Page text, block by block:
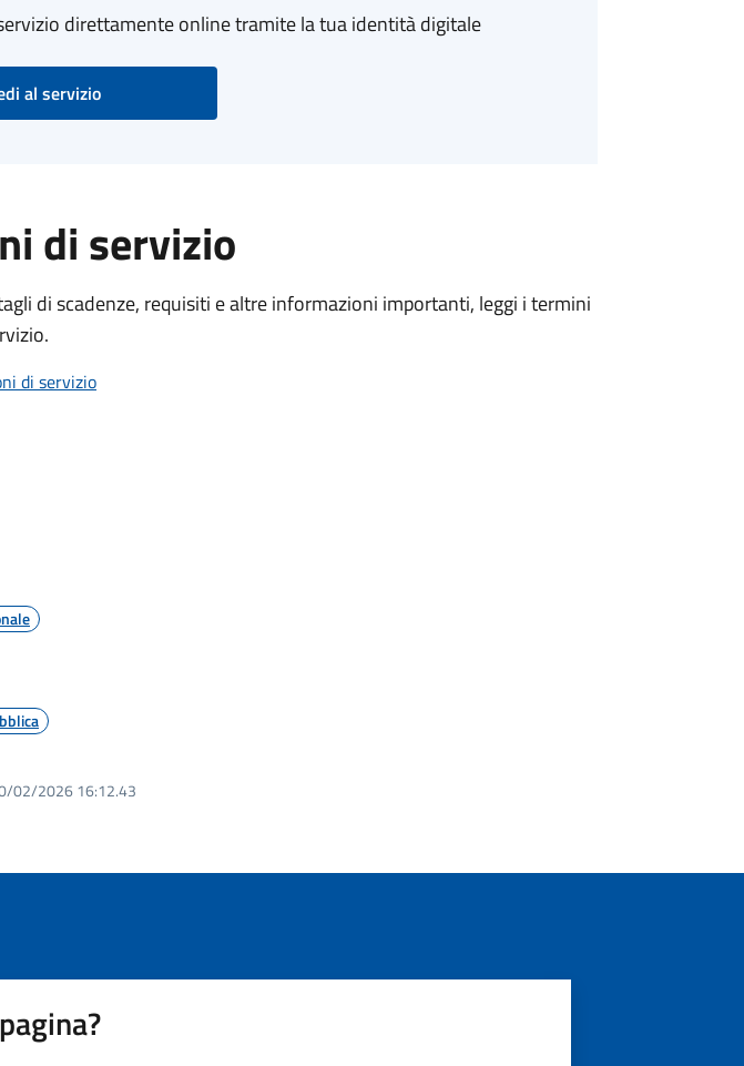
direttamente online tramite la tua identità digitale
al servizio
di servizio
di scadenze, requisiti e altre informazioni importanti, leggi i termini
di servizio
02/2026 16:12.43